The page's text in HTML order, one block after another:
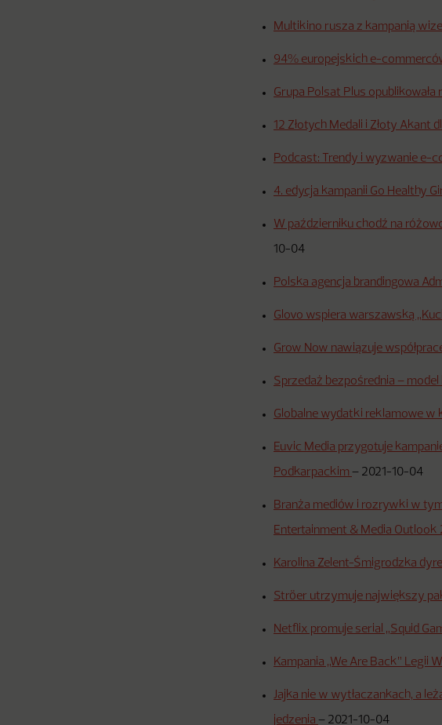
Multikino rusza z kampanią
94% europejskich e-
Grupa Polsat Plus
12 Złotych Medali i Złoty Akant
Podcast: Trendy i wyzwanie e-
4. edycja kampanii Go Healthy
W październiku chodź na
10-04
Polska agencja brandingowa
Glovo wspiera warszawską
Grow Now nawiązuje
Sprzedaż bezpośrednia –
Globalne wydatki reklamowe w
Euvic Media przygotuje
Podkarpackim – 2021-10-04
Branża mediów i rozrywki w
Entertainment & Media Outlook
Karolina Zelent-Śmigrodzka
Ströer utrzymuje największy
Netflix promuje serial „Squid
Kampania „We Are Back” Legii
Jajka nie w wytłaczankach, a
jedzenia – 2021-10-04